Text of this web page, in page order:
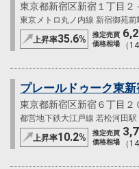
東京都新宿区新宿１丁目２
東京メトロ丸ノ内線 新宿御苑
上昇率35.6%
推定売買
価格相場
（
プレールドゥーク東新
東京都新宿区新宿６丁目２
都営地下鉄大江戸線 若松河田
上昇率10.2%
推定売買
価格相場
（